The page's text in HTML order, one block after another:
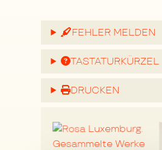
FEHLER MELDEN
TASTATURKÜRZEL
DRUCKEN